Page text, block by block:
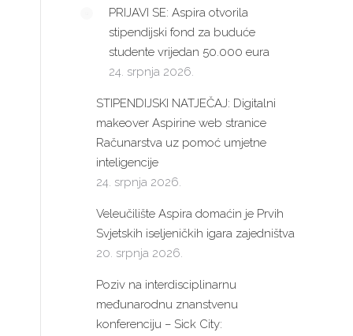
PRIJAVI SE: Aspira otvorila
stipendijski fond za buduće
studente vrijedan 50.000 eura
24. srpnja 2026.
STIPENDIJSKI NATJEČAJ: Digitalni
makeover Aspirine web stranice
Računarstva uz pomoć umjetne
inteligencije
24. srpnja 2026.
Veleučilište Aspira domaćin je Prvih
Svjetskih iseljeničkih igara zajedništva
20. srpnja 2026.
Poziv na interdisciplinarnu
međunarodnu znanstvenu
konferenciju – Sick City: